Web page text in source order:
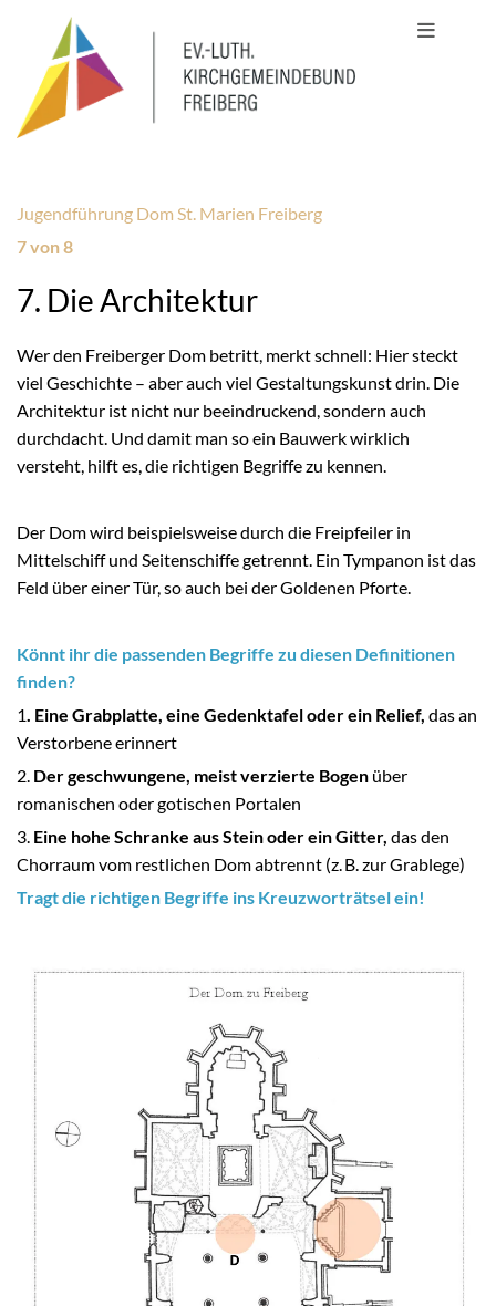
Jugendführung Dom St. Marien Freiberg
7 von 8
7. Die Architektur
Wer den Freiberger Dom betritt, merkt schnell: Hier steckt
viel Geschichte – aber auch viel Gestaltungskunst drin. Die
Architektur ist nicht nur beeindruckend, sondern auch
durchdacht. Und damit man so ein Bauwerk wirklich
versteht, hilft es, die richtigen Begriffe zu kennen.
Der Dom wird beispielsweise durch die Freipfeiler in
Mittelschiff und Seitenschiffe getrennt. Ein Tympanon ist das
Feld über einer Tür, so auch bei der Goldenen Pforte.
Könnt ihr die passenden Begriffe zu diesen Definitionen
finden?
1. Eine Grabplatte, eine Gedenktafel oder ein Relief, das an
Verstorbene erinnert
2. Der geschwungene, meist verzierte Bogen über
romanischen oder gotischen Portalen
3. Eine hohe Schranke aus Stein oder ein Gitter, das den
Chorraum vom restlichen Dom abtrennt (z. B. zur Grablege)
Tragt die richtigen Begriffe ins Kreuzworträtsel ein!